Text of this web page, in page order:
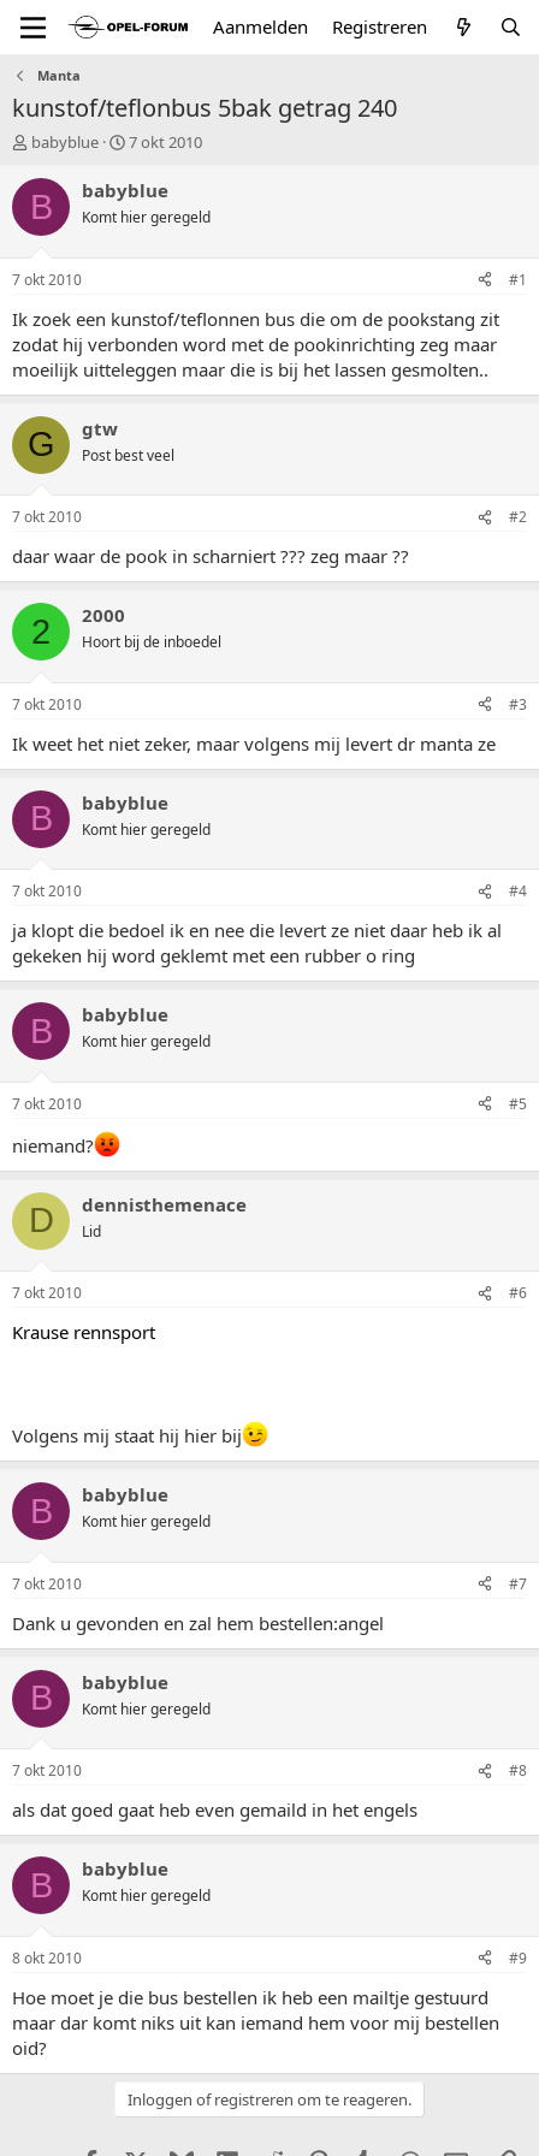
Aanmelden Registreren
Manta
kunstof/teflonbus 5bak getrag 240
T
p
t
a
r
e
r
babyblue
S
a
r
t
u
7 okt 2010
B babyblue
Komt hier geregeld
7 okt 2010 #1
Ik zoek een kunstof/teflonnen bus die om de pookstang zit
zodat hij verbonden word met de pookinrichting zeg maar
moeilijk uitteleggen maar die is bij het lassen gesmolten..
G gtw
Post best veel
7 okt 2010 #2
daar waar de pook in scharniert ??? zeg maar ??
2 2000
Hoort bij de inboedel
7 okt 2010 #3
Ik weet het niet zeker, maar volgens mij levert dr manta ze
B babyblue
Komt hier geregeld
7 okt 2010 #4
ja klopt die bedoel ik en nee die levert ze niet daar heb ik al
gekeken hij word geklemt met een rubber o ring
B babyblue
Komt hier geregeld
7 okt 2010 #5
niemand?
D dennisthemenace
Lid
7 okt 2010 #6
Krause rennsport
Volgens mij staat hij hier bij
B babyblue
Komt hier geregeld
7 okt 2010 #7
Dank u gevonden en zal hem bestellen:angel
B babyblue
Komt hier geregeld
7 okt 2010 #8
als dat goed gaat heb even gemaild in het engels
B babyblue
Komt hier geregeld
8 okt 2010 #9
Hoe moet je die bus bestellen ik heb een mailtje gestuurd
maar dar komt niks uit kan iemand hem voor mij bestellen
oid?
Inloggen of registreren om te reageren.